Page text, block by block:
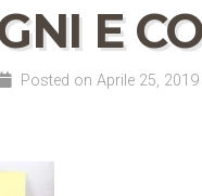
E
Posted on Aprile 25, 2019